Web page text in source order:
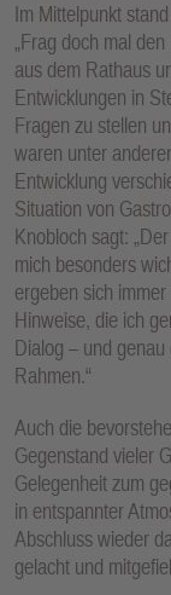
Im Mittelpunkt
„Frag doch mal
aus dem Rathaus
Entwicklungen in
Fragen zu stellen
waren unter
Entwicklung
Situation von
Knobloch sagt:
mich besonders
ergeben sich
Hinweise, die ich
Dialog – und
Rahmen.“
Auch die
Gegenstand vieler
Gelegenheit zum
in entspannter
Abschluss wieder
gelacht und